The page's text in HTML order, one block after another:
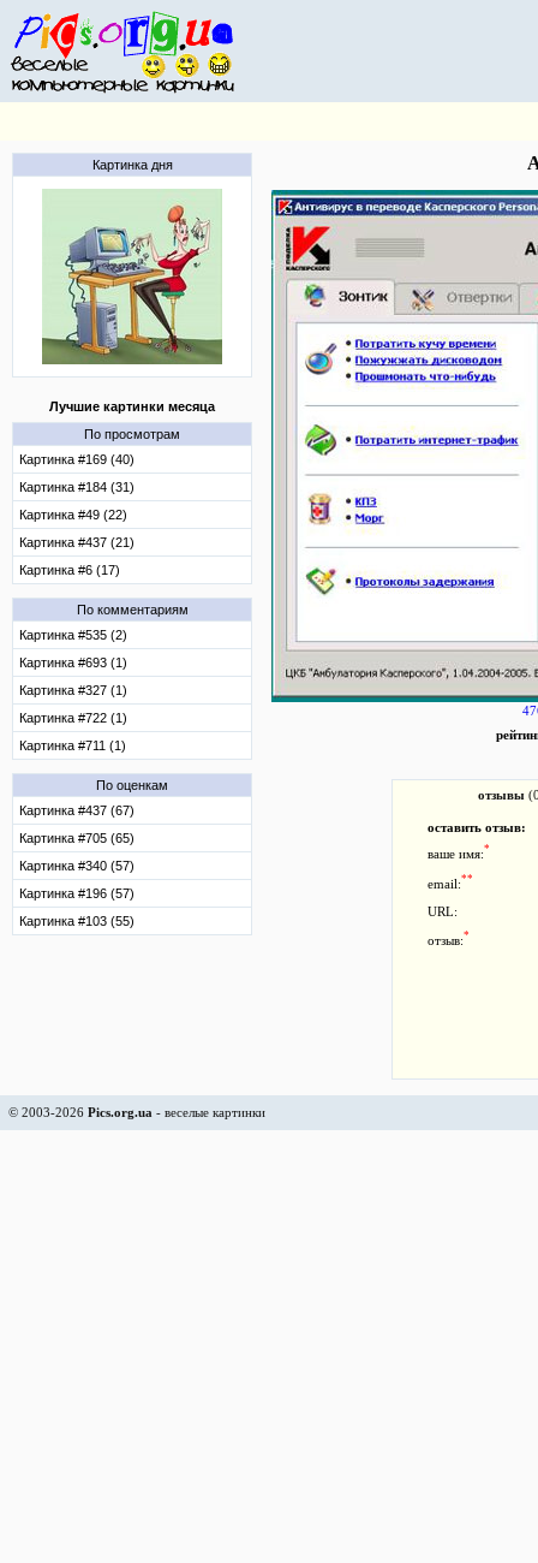
Картинка дня
Лучшие картинки месяца
По просмотрам
Картинка #169 (40)
Картинка #184 (31)
Картинка #49 (22)
Картинка #437 (21)
Картинка #6 (17)
По комментариям
Картинка #535 (2)
Картинка #693 (1)
Картинка #327 (1)
Картинка #722 (1)
Картинка #711 (1)
По оценкам
Картинка #437 (67)
Картинка #705 (65)
Картинка #340 (57)
Картинка #196 (57)
Картинка #103 (55)
отзывы
оставить отзыв:
ваше имя:*
email:**
URL:
отзыв:*
© 2003-2026 Pics.org.ua - веселые картинки